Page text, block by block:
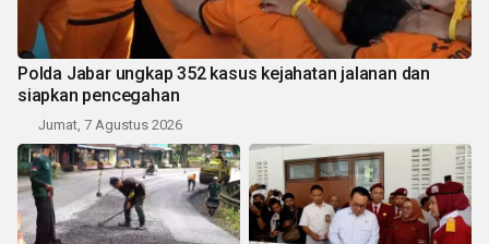
Polda Jabar ungkap 352 kasus kejahatan jalanan dan
siapkan pencegahan
Jumat, 7 Agustus 2026